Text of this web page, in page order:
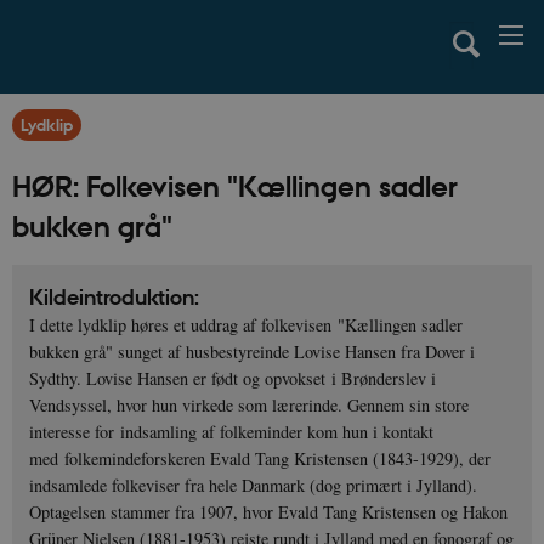
Lydklip
HØR: Folkevisen "Kællingen sadler
bukken grå"
Kildeintroduktion:
I dette lydklip høres et uddrag af folkevisen "Kællingen sadler
bukken grå" sunget af husbestyreinde Lovise Hansen fra Dover i
Sydthy. Lovise Hansen er født og opvokset i Brønderslev i
Vendsyssel, hvor hun virkede som lærerinde. Gennem sin store
interesse for indsamling af folkeminder kom hun i kontakt
med folkemindeforskeren Evald Tang Kristensen (1843-1929), der
indsamlede folkeviser fra hele Danmark (dog primært i Jylland).
Optagelsen stammer fra 1907, hvor Evald Tang Kristensen og Hakon
Grüner Nielsen (1881-1953) rejste rundt i Jylland med en fonograf og